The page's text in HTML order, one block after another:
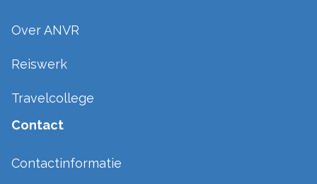
Over ANVR
Reiswerk
Travelcollege
Contact
Contactinformatie